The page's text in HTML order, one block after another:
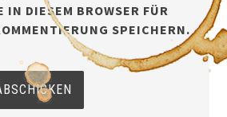
IN DIESEM BROWSER FÜR
SPEICHERN.